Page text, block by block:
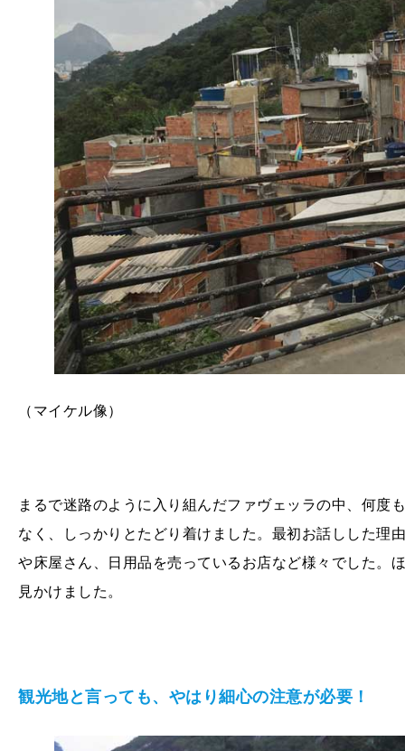
（ マイケル像）
まるで迷路のように入り組んだファヴェッラの中、何度
なく、しっかりとたどり着けました。最初お話しした理
や床屋さん、日用品を売っているお店など様々でした。
見かけました。
観光地と言っても、やはり細心の注意が必要！